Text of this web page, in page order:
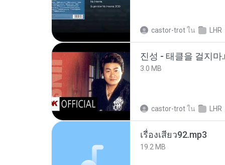
castor-trotใน LHR
진성 - 태클을 걸지마
3.0 MB
castor-trotใน LHR
เรื่องเสียว92.mp3
19.2 MB